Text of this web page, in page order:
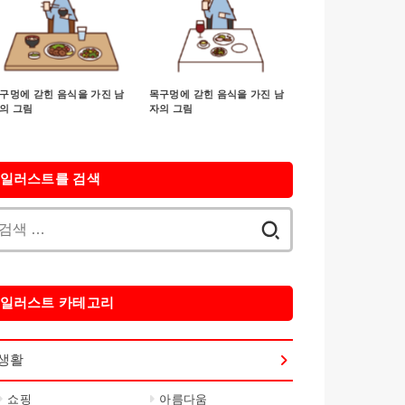
멍에 갇힌 음식을 가진 남
그림
목구멍에 갇힌 음식을 가진 남
자의 그림
일러스트를 검색
일러스트 카테고리
활
쇼핑 아름다움